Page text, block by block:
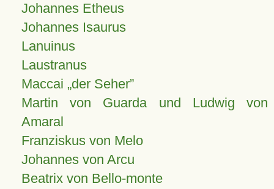
Johannes Etheus
Johannes Isaurus
Lanuinus
Laustranus
Maccai „der Seher”
Martin von Guarda und Ludwig von
Amaral
Franziskus von Melo
Johannes von Arcu
Beatrix von Bello-monte